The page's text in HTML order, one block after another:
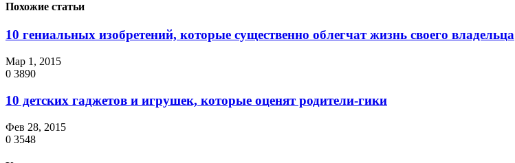
Похожие статьи
10 гениальных изобретений, которые существенно облегчат жизнь своего владельца
Мар 1, 2015
0 3890
10 детских гаджетов и игрушек, которые оценят родители-гики
Фев 28, 2015
0 3548